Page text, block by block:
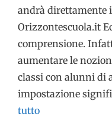
andrà direttamente
Orizzontescuola.it
comprensione.
aumentare le
classi con alunni di
impostazione
tutto